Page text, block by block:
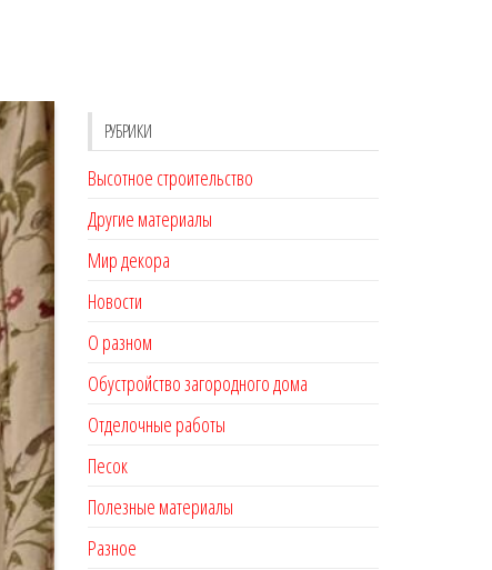
РУБРИКИ
Высотное строительство
Другие материалы
Мир декора
Новости
О разном
Обустройство загородного дома
Отделочные работы
Песок
Полезные материалы
Разное